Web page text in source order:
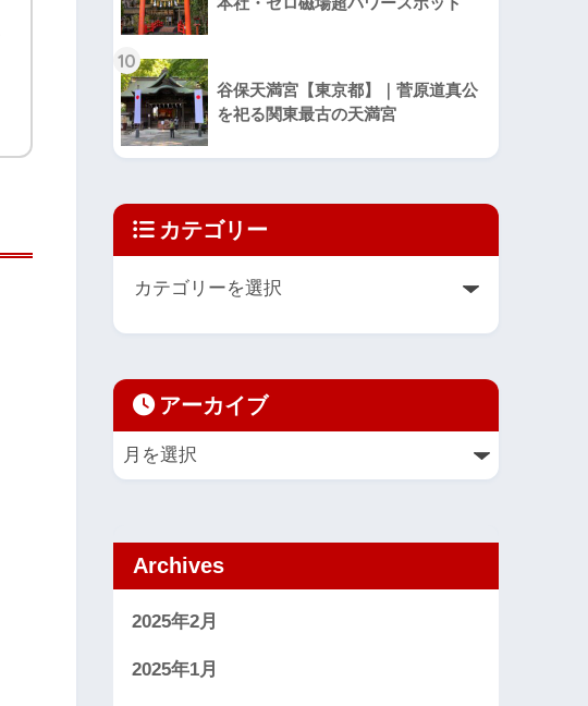
10
谷保天満宮【東京都】｜菅原道真公
を祀る関東最古の天満宮
カテゴリー
アーカイブ
Archives
2025年2月
2025年1月